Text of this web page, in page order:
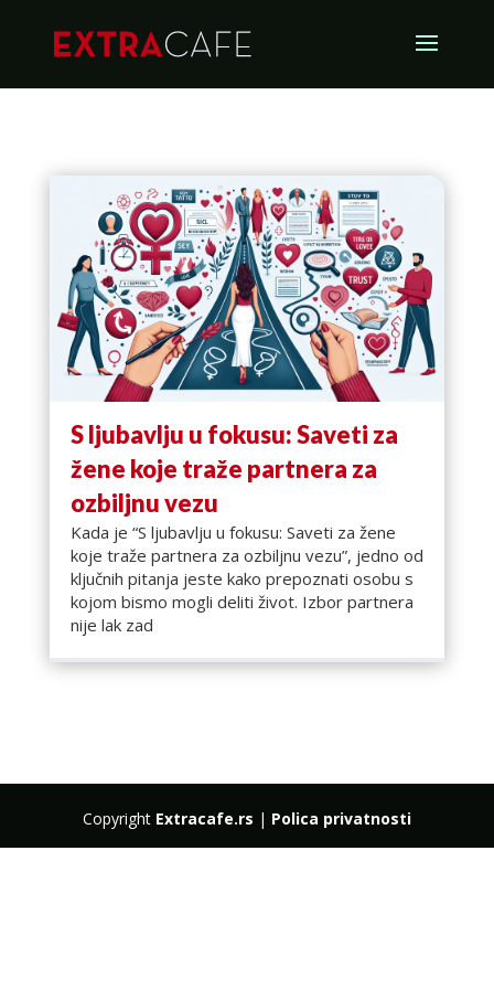
S ljubavlju u fokusu: Saveti za
žene koje traže partnera za
ozbiljnu vezu
Kada je “S ljubavlju u fokusu: Saveti za žene
koje traže partnera za ozbiljnu vezu”, jedno od
ključnih pitanja jeste kako prepoznati osobu s
kojom bismo mogli deliti život. Izbor partnera
nije lak zad
Copyright Extracafe.rs | Polica privatnosti